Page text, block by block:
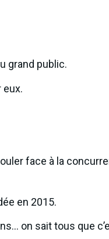
grand public.
eux.
face à la
en 2015.
on sait tous que